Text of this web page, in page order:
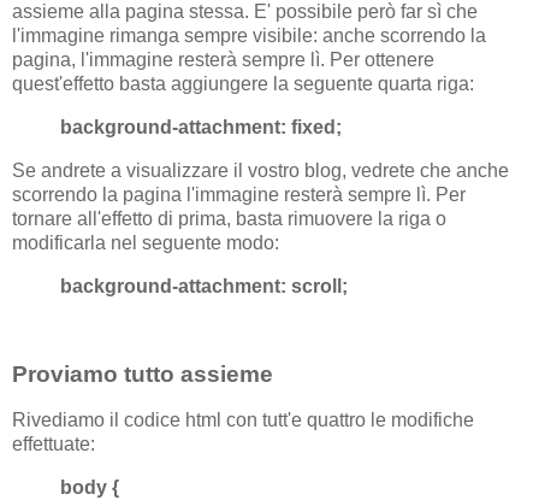
assieme alla pagina stessa. E' possibile però far sì che
l'immagine rimanga sempre visibile: anche scorrendo la
pagina, l'immagine resterà sempre lì. Per ottenere
quest'effetto basta aggiungere la seguente quarta riga:
background-attachment: fixed;
Se andrete a visualizzare il vostro blog, vedrete che anche
scorrendo la pagina l'immagine resterà sempre lì. Per
tornare all'effetto di prima, basta rimuovere la riga o
modificarla nel seguente modo:
background-attachment: scroll;
Proviamo tutto assieme
Rivediamo il codice html con tutt'e quattro le modifiche
effettuate:
body {